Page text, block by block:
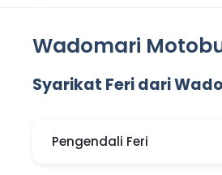
Wadomari
Syarikat Feri dari
Pengendali Feri